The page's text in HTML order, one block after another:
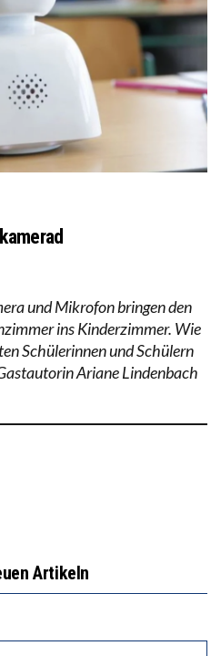
und Mikrofon bringen den
ins Kinderzimmer. Wie
Schülerinnen und Schülern
Ariane Lindenbach
Artikeln